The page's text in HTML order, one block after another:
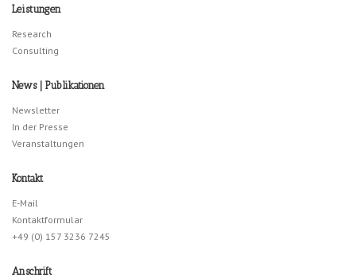
Leistungen
Research
Consulting
News | Publikationen
Newsletter
In der Presse
Veranstaltungen
Kontakt
E-Mail
Kontaktformular
+49 (0) 157 3236 7245
Anschrift